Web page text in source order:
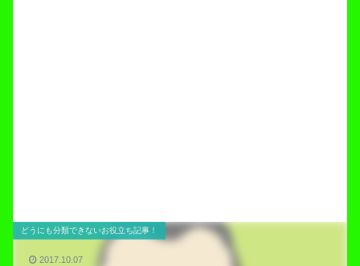
どうにも分類できないお役立ち記事！
2017.10.07